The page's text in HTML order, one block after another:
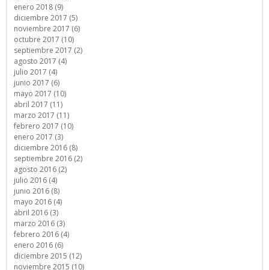
enero 2018 (9)
diciembre 2017 (5)
noviembre 2017 (6)
octubre 2017 (10)
septiembre 2017 (2)
agosto 2017 (4)
julio 2017 (4)
junio 2017 (6)
mayo 2017 (10)
abril 2017 (11)
marzo 2017 (11)
febrero 2017 (10)
enero 2017 (3)
diciembre 2016 (8)
septiembre 2016 (2)
agosto 2016 (2)
julio 2016 (4)
junio 2016 (8)
mayo 2016 (4)
abril 2016 (3)
marzo 2016 (3)
febrero 2016 (4)
enero 2016 (6)
diciembre 2015 (12)
noviembre 2015 (10)